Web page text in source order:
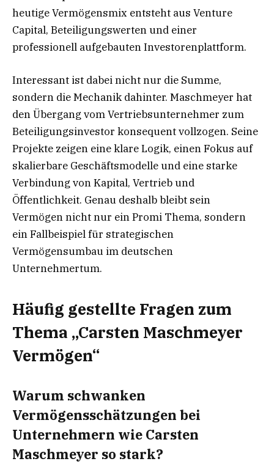
heutige Vermögensmix entsteht aus Venture
Capital, Beteiligungswerten und einer
professionell aufgebauten Investorenplattform.
Interessant ist dabei nicht nur die Summe,
sondern die Mechanik dahinter. Maschmeyer hat
den Übergang vom Vertriebsunternehmer zum
Beteiligungsinvestor konsequent vollzogen. Seine
Projekte zeigen eine klare Logik, einen Fokus auf
skalierbare Geschäftsmodelle und eine starke
Verbindung von Kapital, Vertrieb und
Öffentlichkeit. Genau deshalb bleibt sein
Vermögen nicht nur ein Promi Thema, sondern
ein Fallbeispiel für strategischen
Vermögensumbau im deutschen
Unternehmertum.
Häufig gestellte Fragen zum
Thema „Carsten Maschmeyer
Vermögen“
Warum schwanken
Vermögensschätzungen bei
Unternehmern wie Carsten
Maschmeyer so stark?